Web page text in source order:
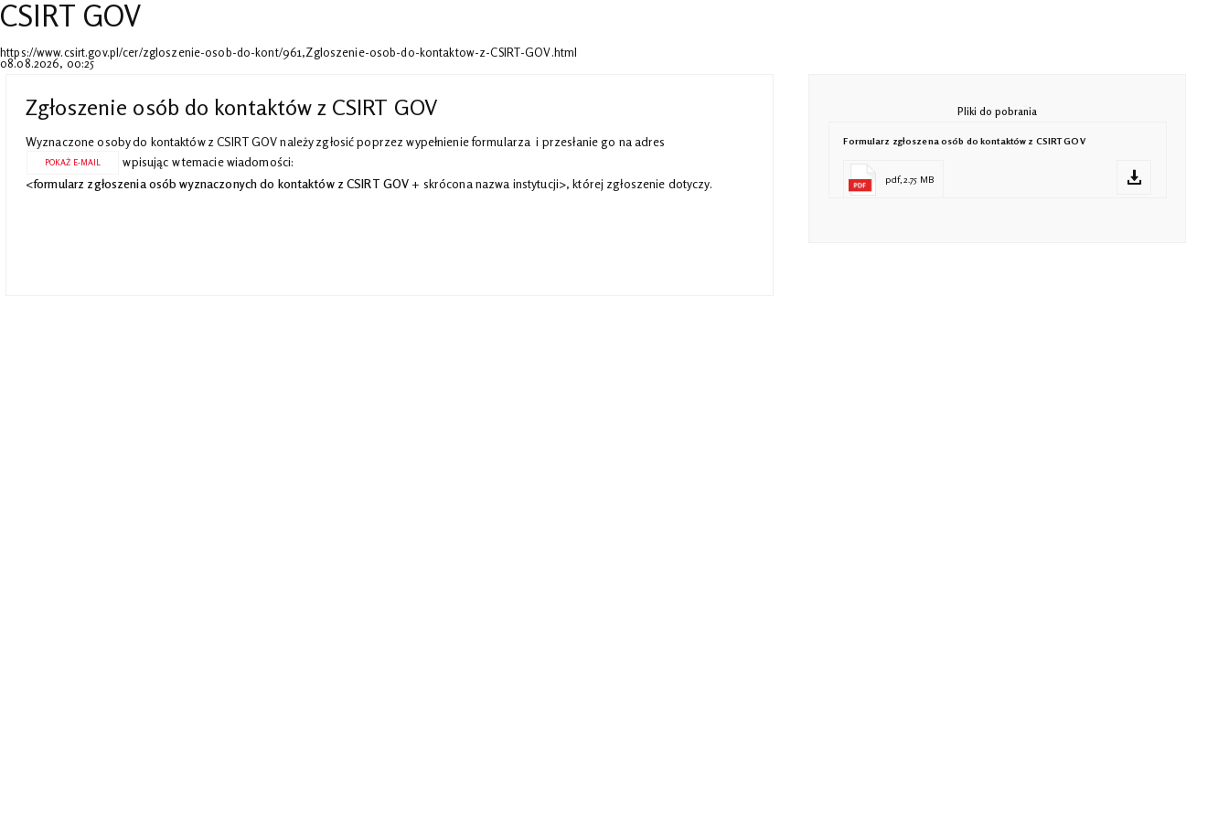
CSIRT GOV
https://www.csirt.gov.pl/cer/zgloszenie-osob-do-kont/961,Zgloszenie-osob-do-kontaktow-z-CSIRT-GOV.html
08.08.2026, 00:25
Zgłoszenie osób do kontaktów z CSIRT GOV
Wyznaczone osoby do kontaktów z CSIRT GOV należy zgłosić poprzez wypełnienie formularza i przesłanie go na adres
POKAŻ E-MAIL
wpisując w temacie wiadomości:
<formularz zgłoszenia osób wyznaczonych do kontaktów z CSIRT GOV + skrócona nazwa instytucji>, której zgłoszenie dotyczy.
Pliki do pobrania
Formularz zgłoszena osób do kontaktów z CSIRT GOV
pdf, 2.75 MB